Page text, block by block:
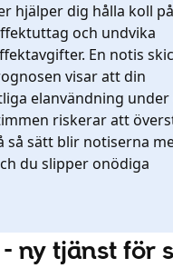
hjälper dig hålla koll
och undvika
En notis
visar att din
elanvändning under
riskerar att
så sätt blir notiserna
du slipper onödiga
- ny tjänst för